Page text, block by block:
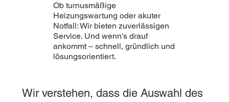
Ob turnusmäßige
Heizungswartung oder akuter
Notfall: Wir bieten zuverlässigen
Service. Und wenn's drauf
ankommt – schnell, gründlich und
lösungsorientiert.
Wir verstehen, dass die Auswahl des